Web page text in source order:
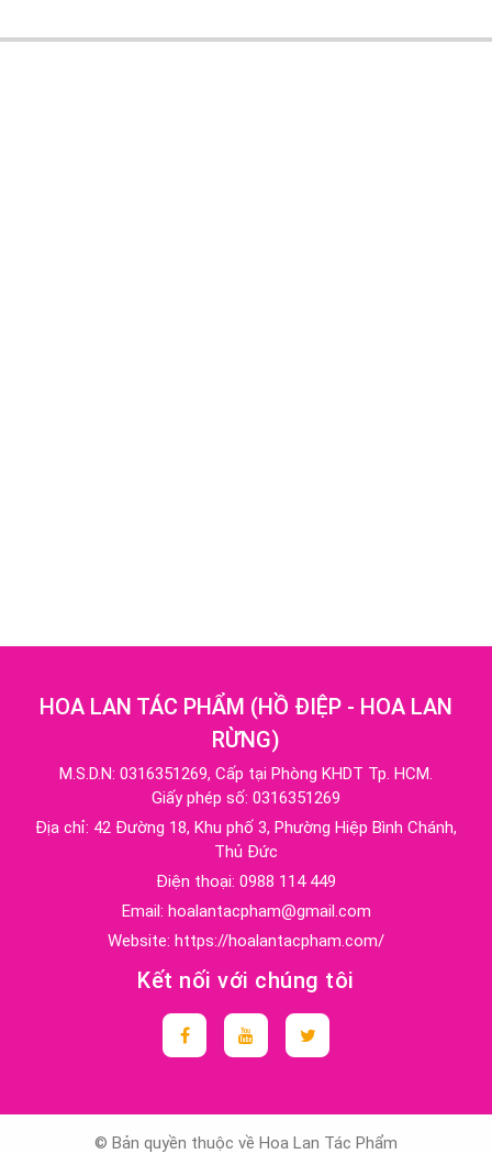
HOA LAN TÁC PHẨM (HỒ ĐIỆP - HOA LAN
RỪNG)
M.S.D.N: 0316351269, Cấp tại Phòng KHDT Tp. HCM.
Giấy phép số: 0316351269
Địa chỉ: 42 Đường 18, Khu phố 3, Phường Hiệp Bình Chánh,
Thủ Đức
Điện thoại: 0988 114 449
Email: hoalantacpham@gmail.com
Website: https://hoalantacpham.com/
Kết nối với chúng tôi
© Bản quyền thuộc về Hoa Lan Tác Phẩm